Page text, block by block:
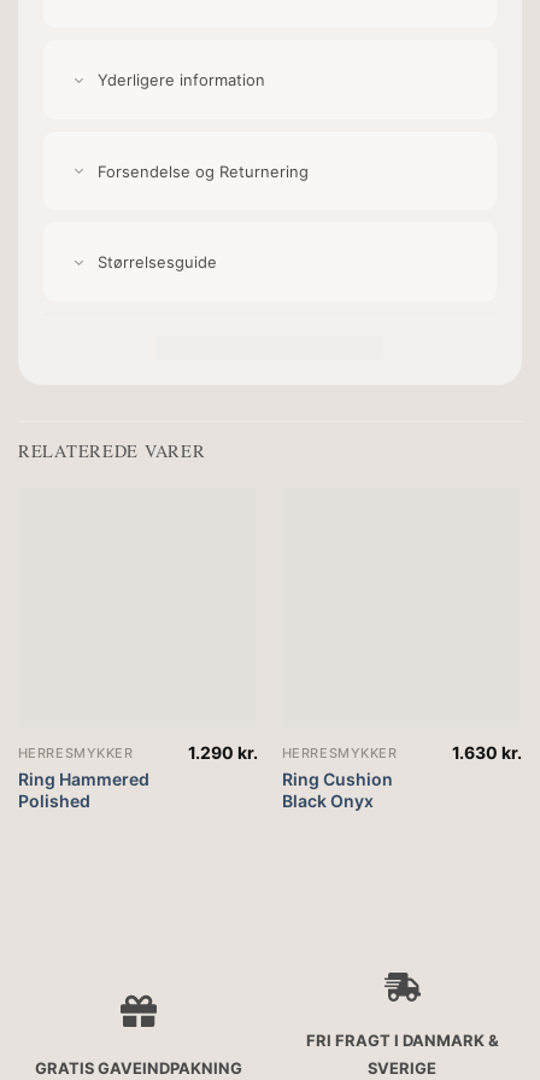
Yderligere information
Forsendelse og Returnering
Størrelsesguide
RELATEREDE VARER
HERRESMYKKER
Ring Hammered
Polished
1.290kr. HERRESMYKKER
Ring Cushion
Black Onyx
1.630kr.
GRATIS GAVEINDPAKNING
FRI FRAGT I DANMARK &
SVERIGE